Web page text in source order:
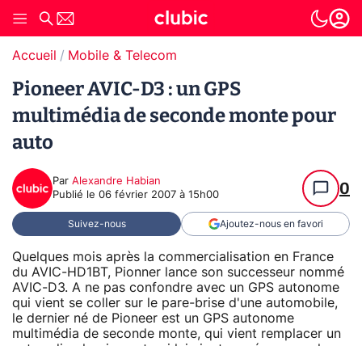
Accueil Mobile & Telecom
Pioneer AVIC-D3 : un GPS
multimédia de seconde monte pour
auto
Par Alexandre Habian
Publié le 06 février 2007 à 15h00 0
Suivez-nous Ajoutez-nous en favori
Quelques mois après la commercialisation en France
du AVIC-HD1BT, Pionner lance son successeur nommé
AVIC-D3. A ne pas confondre avec un GPS autonome
qui vient se coller sur le pare-brise d'une automobile,
le dernier né de Pioneer est un GPS autonome
multimédia de seconde monte, qui vient remplacer un